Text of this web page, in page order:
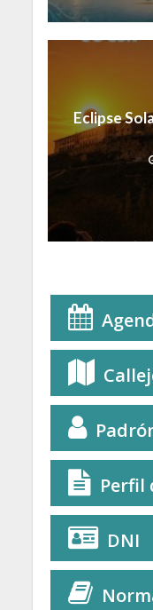
Eclipse
Perfil
DNI